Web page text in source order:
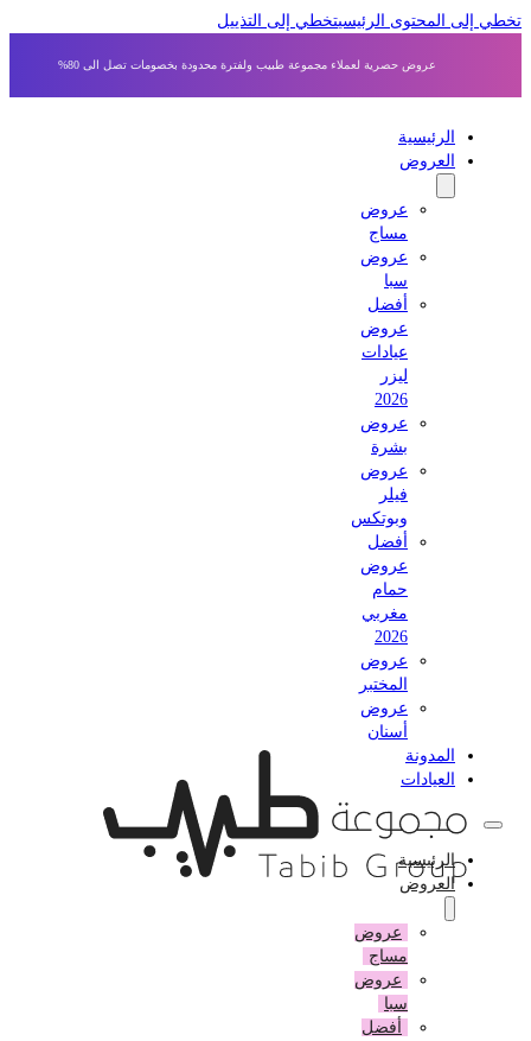
إلى المحتوى الرئيسي تخطي إلى التذييل
عروض حصرية لعملاء مجموعة طبيب ولفترة محدودة بخصومات تصل الى 80%
الرئيسية
العروض
عروض
مساج
عروض
أفضل
عروض
عيادات
عروض
بشرة
عروض
وبوتكس
أفضل
عروض
حمام
مغربي
عروض
المختبر
عروض
أسنان
المدونة
العيادات
الرئيسية
العروض
عروض
مساج
عروض
أفضل